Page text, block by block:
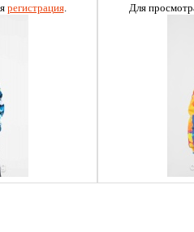
регистрация. Для